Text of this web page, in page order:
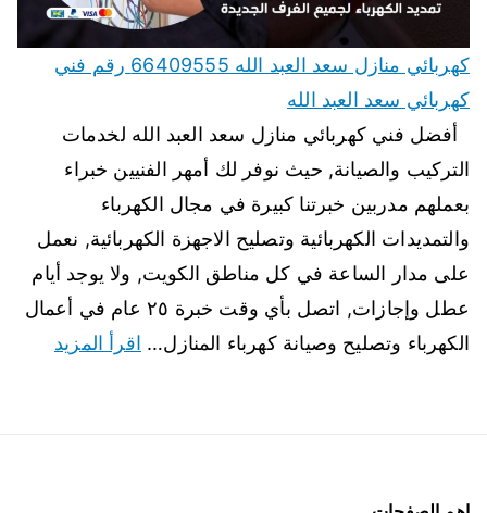
كهربائي منازل سعد العبد الله 66409555 رقم فني
كهربائي سعد العبد الله
أفضل فني كهربائي منازل سعد العبد الله لخدمات
التركيب والصيانة, حيث نوفر لك أمهر الفنيين خبراء
بعملهم مدربين خبرتنا كبيرة في مجال الكهرباء
والتمديدات الكهربائية وتصليح الاجهزة الكهربائية, نعمل
على مدار الساعة في كل مناطق الكويت, ولا يوجد أيام
عطل وإجازات, اتصل بأي وقت خبرة ٢٥ عام في أعمال
الكهرباء وتصليح وصيانة كهرباء المنازل… اقرأ المزيد